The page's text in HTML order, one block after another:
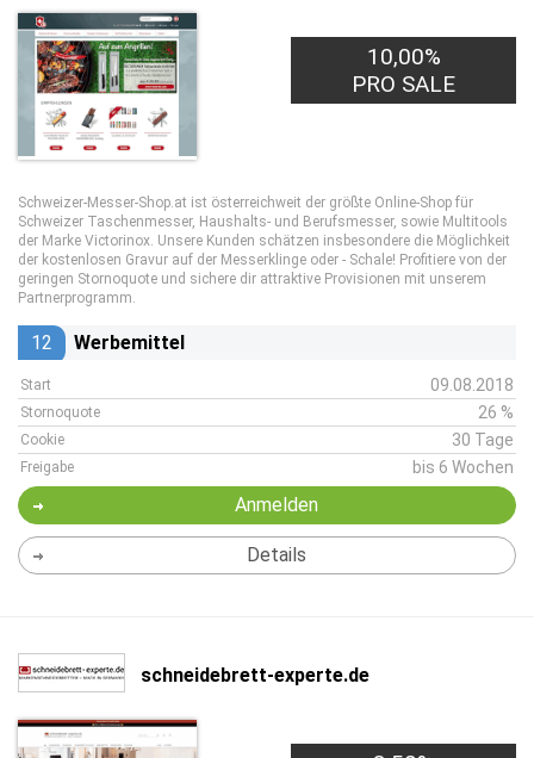
10,00%
PRO SALE
Schweizer-Messer-Shop.at ist österreichweit der größte Online-Shop für
Schweizer Taschenmesser, Haushalts- und Berufsmesser, sowie Multitools
der Marke Victorinox. Unsere Kunden schätzen insbesondere die Möglichkeit
der kostenlosen Gravur auf der Messerklinge oder - Schale! Profitiere von der
geringen Stornoquote und sichere dir attraktive Provisionen mit unserem
Partnerprogramm.
12 Werbemittel
Start 09.08.2018
Stornoquote 26 %
Cookie 30 Tage
Freigabe bis 6 Wochen
Anmelden
Details
schneidebrett-experte.de